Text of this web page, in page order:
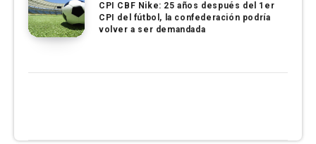
CPI CBF Nike: 25 años después del 1er
CPI del fútbol, ​​la confederación podría
volver a ser demandada